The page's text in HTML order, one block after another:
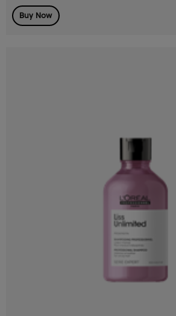
Buy Now